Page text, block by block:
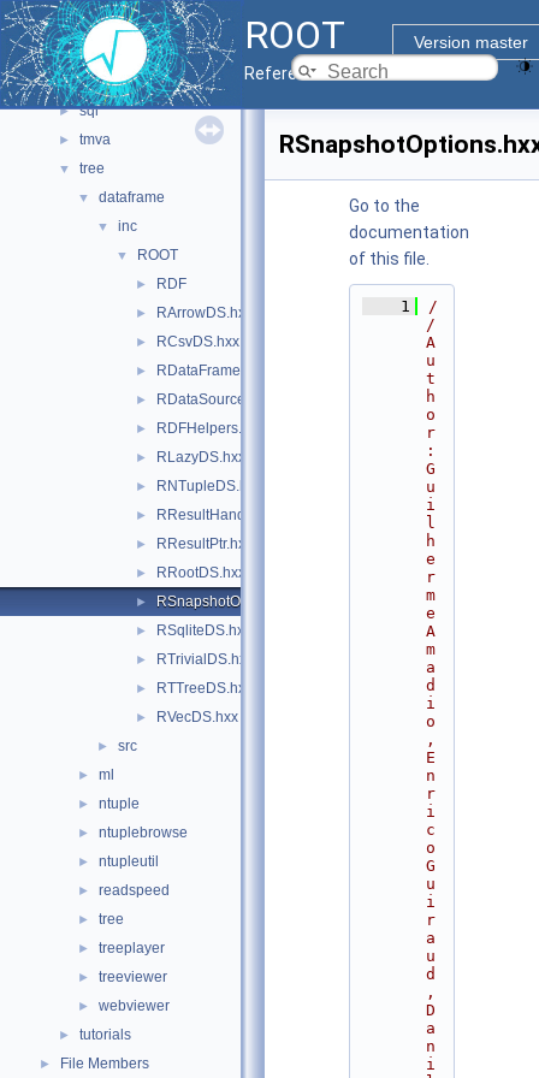
ROOT
Version master
Reference Guide
► net
► pyzdoc
► roofit
► sql
► tmva
▼ tree
▼ dataframe
▼ inc
▼ ROOT
► RDF
► RArrowDS.hxx
► RCsvDS.hxx
► RDataFrame.hxx
► RDataSource.hxx
► RDFHelpers.hxx
► RLazyDS.hxx
► RNTupleDS.hxx
► RResultHandle.hxx
► RResultPtr.hxx
► RRootDS.hxx
► RSnapshotOptions.hxx
► RSqliteDS.hxx
► RTrivialDS.hxx
► RTTreeDS.hxx
► RVecDS.hxx
► src
► ml
► ntuple
► ntuplebrowse
► ntupleutil
► readspeed
► tree
► treeplayer
► treeviewer
► webviewer
► tutorials
► File Members
Go to the
documentation
of this file.
    1
/
/
A
u
t
h
o
r
:
G
u
i
l
h
e
r
m
e
A
m
a
d
i
o
,
E
n
r
i
c
o
G
u
i
r
a
u
d
,
D
a
n
i